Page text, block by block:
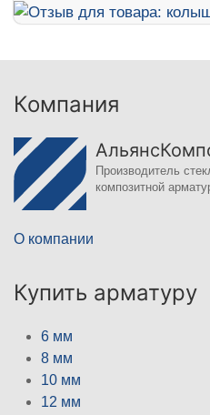
Компания
Производитель
композитной
О компании
Купить арматуру
6 мм
8 мм
10 мм
12 мм